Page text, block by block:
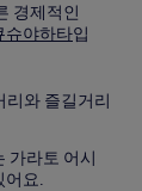
경제적인
슈야하타입
리와 즐길거리
가라토 어시
어요.